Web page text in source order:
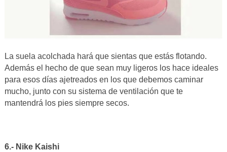
La suela acolchada hará que sientas que estás flotando.
Además el hecho de que sean muy ligeros los hace ideales
para esos días ajetreados en los que debemos caminar
mucho, junto con su sistema de ventilación que te
mantendrá los pies siempre secos.
6.- Nike Kaishi